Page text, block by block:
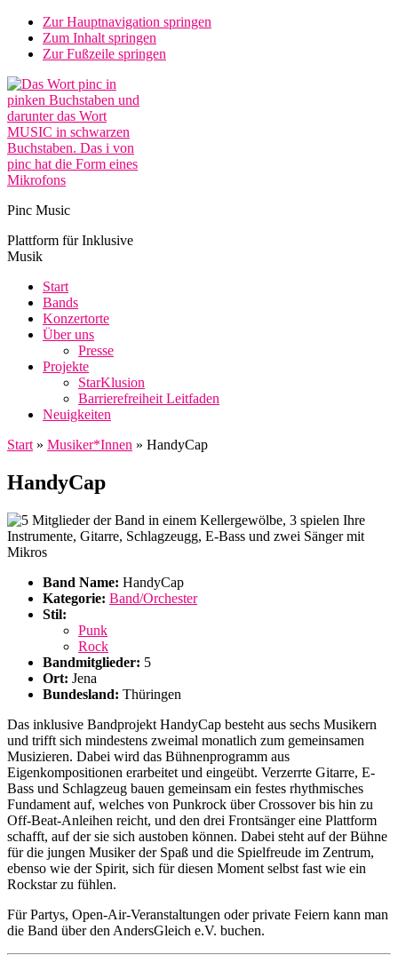
Zur Hauptnavigation springen
Zum Inhalt springen
Zur Fußzeile springen
Pinc Music
Plattform für Inklusive
Musik
Start
Bands
Konzertorte
Über uns
Presse
Projekte
StarKlusion
Barrierefreiheit Leitfaden
Neuigkeiten
Start » Musiker*Innen » HandyCap
HandyCap
Band Name: HandyCap
Kategorie: Band/Orchester
Stil:
Punk
Rock
Bandmitglieder: 5
Ort: Jena
Bundesland: Thüringen
Das inklusive Bandprojekt HandyCap besteht aus sechs Musikern
und trifft sich mindestens zweimal monatlich zum gemeinsamen
Musizieren. Dabei wird das Bühnenprogramm aus
Eigenkompositionen erarbeitet und eingeübt. Verzerrte Gitarre, E-
Bass und Schlagzeug bauen gemeinsam ein festes rhythmisches
Fundament auf, welches von Punkrock über Crossover bis hin zu
Off-Beat-Anleihen reicht, und den drei Frontsänger eine Plattform
schafft, auf der sie sich austoben können. Dabei steht auf der Bühne
für die jungen Musiker der Spaß und die Spielfreude im Zentrum,
ebenso wie der Spirit, sich für diesen Moment selbst fast wie ein
Rockstar zu fühlen.
Für Partys, Open-Air-Veranstaltungen oder private Feiern kann man
die Band über den AndersGleich e.V. buchen.